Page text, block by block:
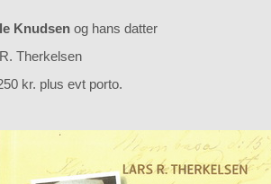
Knudsen og hans datter
Therkelsen
kr. plus evt porto.